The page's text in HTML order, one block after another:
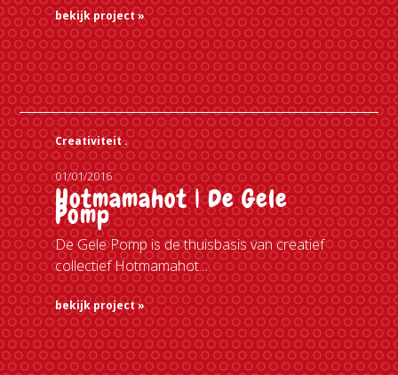
bekijk project »
Creativiteit .
01/01/2016
Hotmamahot | De Gele
Pomp
De Gele Pomp is de thuisbasis van creatief
collectief Hotmamahot.…
bekijk project »